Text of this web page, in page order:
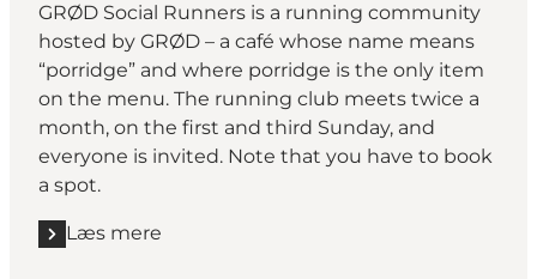
GRØD Social Runners is a running community
hosted by GRØD – a café whose name means
“porridge” and where porridge is the only item
on the menu. The running club meets twice a
month, on the first and third Sunday, and
everyone is invited. Note that you have to book
a spot.
Læs mere
Læs mere "GRØD Social Runners "